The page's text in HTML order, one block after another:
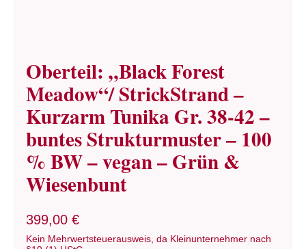
Oberteil: „Black Forest
Meadow“/ StrickStrand –
Kurzarm Tunika Gr. 38-42 –
buntes Strukturmuster – 100
% BW – vegan – Grün &
Wiesenbunt
399,00 €
Kein Mehrwertsteuerausweis, da Kleinunternehmer nach